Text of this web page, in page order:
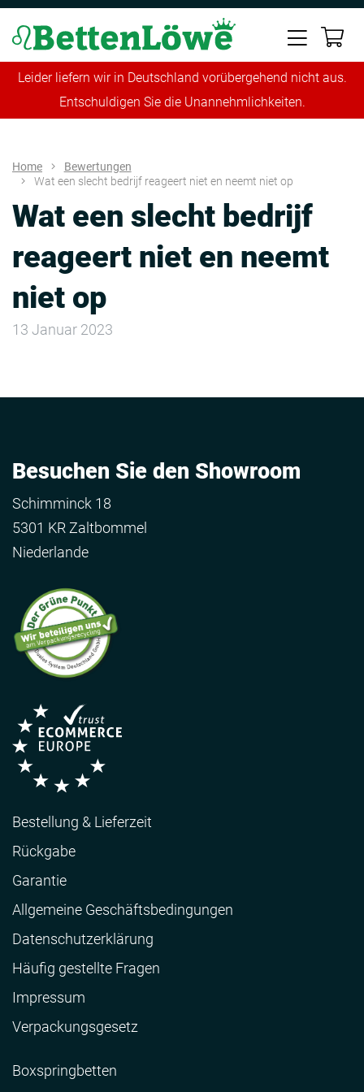
Leider liefern wir in Deutschland vorübergehend nicht aus.
Entschuldigen Sie die Unannehmlichkeiten.
Home
Bewertungen
Wat een slecht bedrijf reageert niet en neemt niet op
Wat een slecht bedrijf
reageert niet en neemt
niet op
13 Januar 2023
Besuchen Sie den Showroom
Schimminck 18
5301 KR Zaltbommel
Niederlande
Bestellung & Lieferzeit
Rückgabe
Garantie
Allgemeine Geschäftsbedingungen
Datenschutzerklärung
Häufig gestellte Fragen
Impressum
Verpackungsgesetz
Boxspringbetten